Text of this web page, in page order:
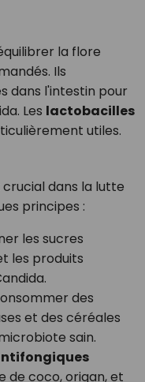
la flore
Ils
dans l'intestin pour
Les lactobacilles
utiles.
dans la lutte
principes :
les sucres
les produits
des
et des céréales
sain.
de coco, origan, et